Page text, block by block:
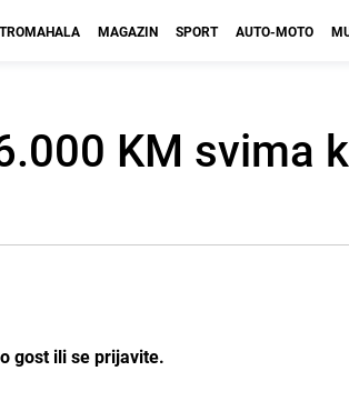
MAGAZIN SPORT AUTO-MOTO
KM svima
gost ili se prijavite.